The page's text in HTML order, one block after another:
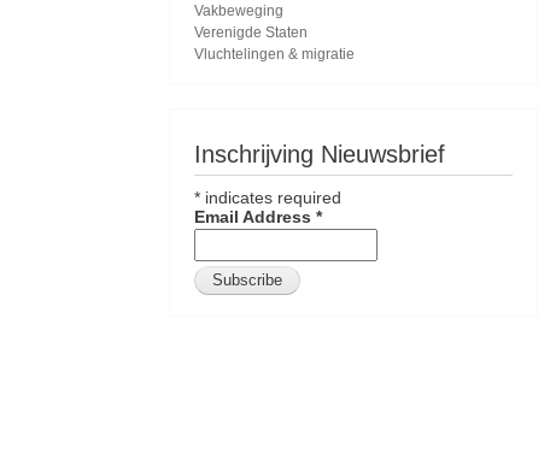
Vakbeweging
Verenigde Staten
Vluchtelingen & migratie
Inschrijving Nieuwsbrief
* indicates required
Email Address *